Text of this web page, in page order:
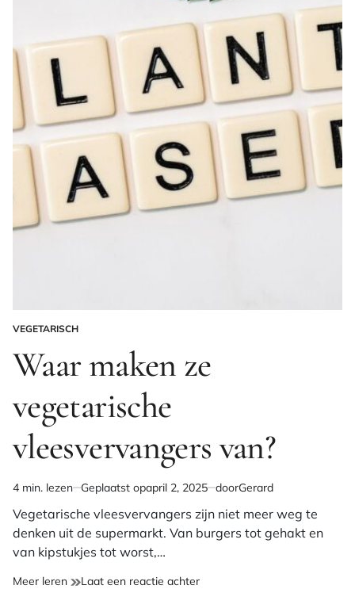
oordopjes?
GEPLAATST
VEGETARISCH
Waar maken ze
vegetarische
vleesvervangers van?
Geschatte
leestijd
4 min. lezen Geplaatst opapril 2, 2025 doorGerard
Vegetarische vleesvervangers zijn niet meer weg te
denken uit de supermarkt. Van burgers tot gehakt en
van kipstukjes tot worst,…
Meer leren Laat een reactie achterop